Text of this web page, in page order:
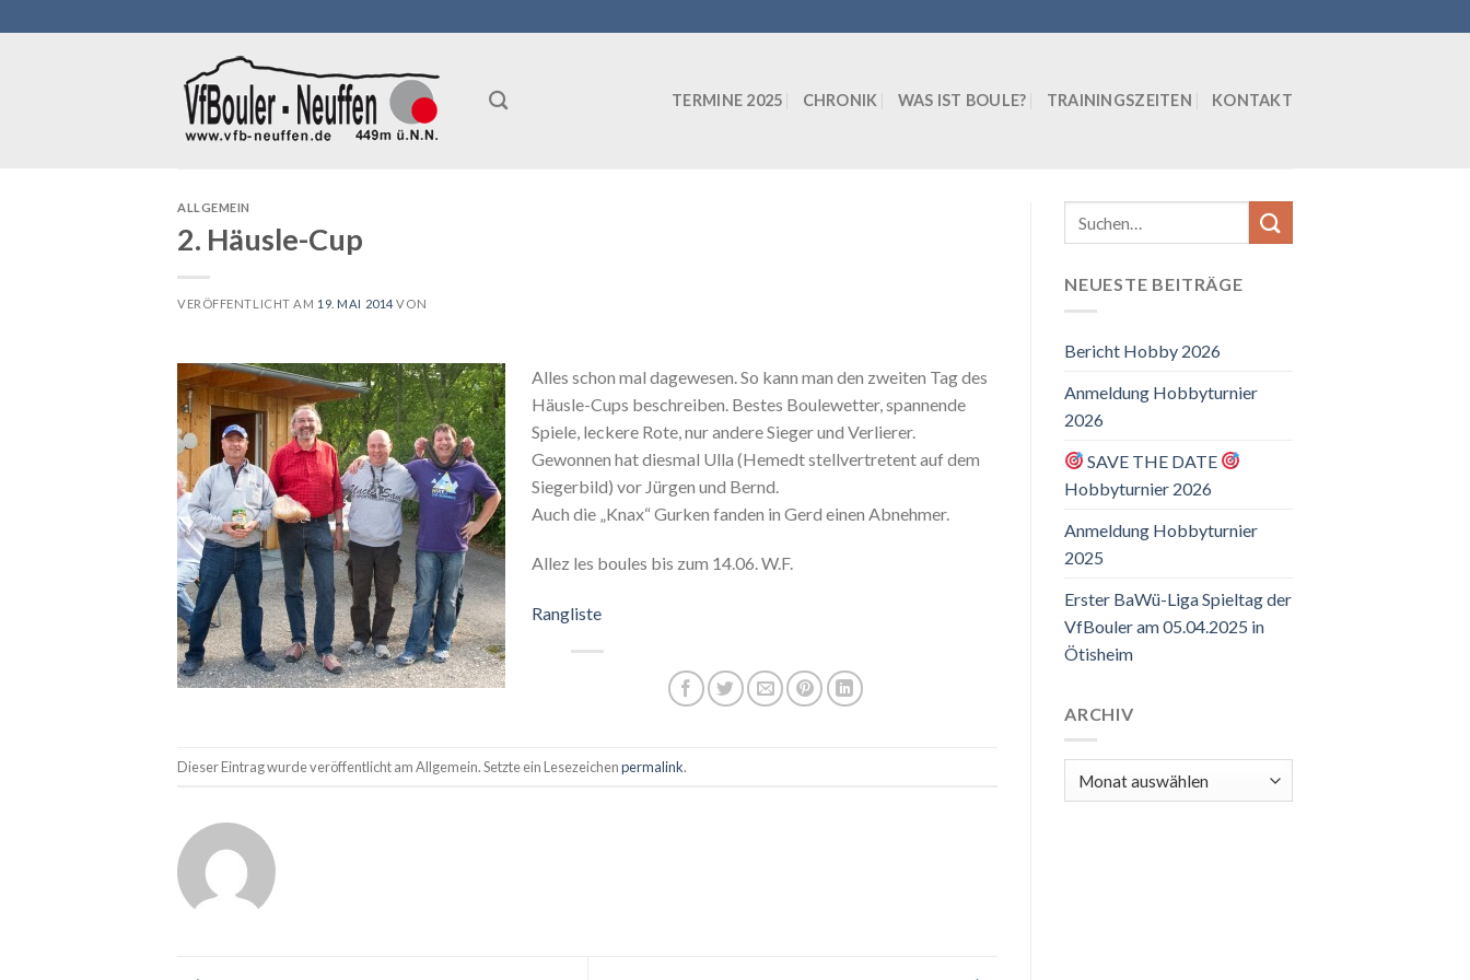
to
TERMINE 2025 CHRONIK WAS IST BOULE? TRAININGSZEITEN KONTAKT
ALLGEMEIN
2. Häusle-Cup
VERÖFFENTLICHT AM 19. MAI 2014 VON
Alles schon mal dagewesen. So kann man den zweiten Tag des
Häusle-Cups beschreiben. Bestes Boulewetter, spannende
Spiele, leckere Rote, nur andere Sieger und Verlierer.
Gewonnen hat diesmal Ulla (Hemedt stellvertretent auf dem
Siegerbild) vor Jürgen und Bernd.
Auch die „Knax“ Gurken fanden in Gerd einen Abnehmer.
Allez les boules bis zum 14.06. W.F.
Rangliste
Dieser Eintrag wurde veröffentlicht am Allgemein. Setzte ein Lesezeichenpermalink.
NEUESTE BEITRÄGE
Bericht Hobby 2026
Anmeldung Hobbyturnier
2026
SAVE THE DATE
Hobbyturnier 2026
Anmeldung Hobbyturnier
2025
Erster BaWü-Liga Spieltag der
VfBouler am 05.04.2025 in
Ötisheim
ARCHIV